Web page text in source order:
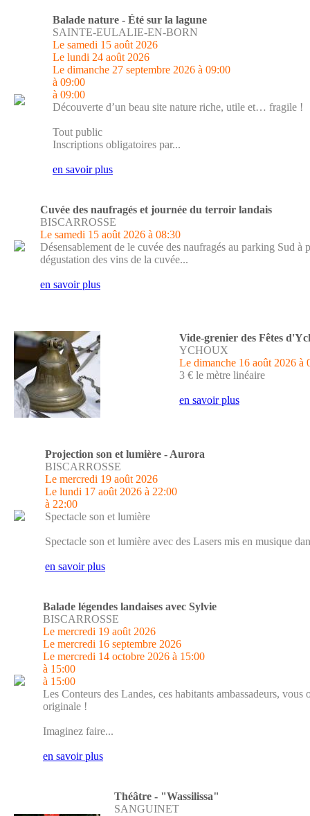
Balade nature - Été sur la lagune
SAINTE-EULALIE-EN-BORN
Le samedi 15 août 2026
Le lundi 24 août 2026
Le dimanche 27 septembre 2026 à 09:00
à 09:00
à 09:00
Découverte d’un beau site nature riche, utile et… fragile !
Tout public
Inscriptions obligatoires par...
en savoir plus
Cuvée des naufragés et journée du terroir landais
BISCARROSSE
Le samedi 15 août 2026 à 08:30
Désensablement de le cuvée des naufragés au parking Sud à
dégustation des vins de la cuvée...
en savoir plus
Vide-grenier des Fêtes
YCHOUX
Le dimanche 16 août 2026 à
3 € le mètre linéaire
en savoir plus
Projection son et lumière - Aurora
BISCARROSSE
Le mercredi 19 août 2026
Le lundi 17 août 2026 à 22:00
à 22:00
Spectacle son et lumière
Spectacle son et lumière avec des Lasers mis en musique
en savoir plus
Balade légendes landaises avec Sylvie
BISCARROSSE
Le mercredi 19 août 2026
Le mercredi 16 septembre 2026
Le mercredi 14 octobre 2026 à 15:00
à 15:00
à 15:00
Les Conteurs des Landes, ces habitants ambassadeurs, vous
originale !
Imaginez faire...
en savoir plus
Théâtre - "Wassilissa"
SANGUINET